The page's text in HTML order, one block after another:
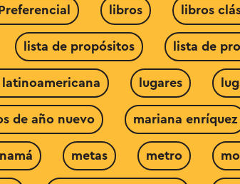
libros libros
lista de propósitos lista de
latinoamericana lugares
de año nuevo mariana enríquez
metas metro